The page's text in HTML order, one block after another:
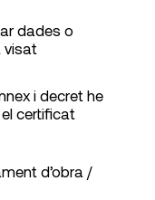
dades o
visat
i decret he
el certificat
d’obra /